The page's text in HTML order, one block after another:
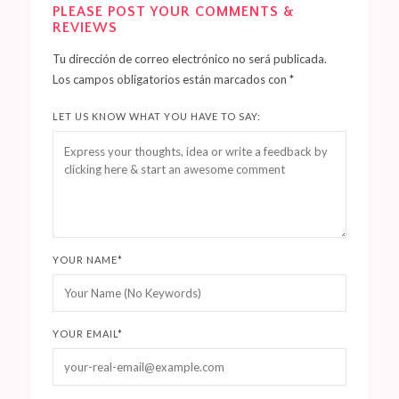
PLEASE POST YOUR COMMENTS &
REVIEWS
Tu dirección de correo electrónico no será publicada.
Los campos obligatorios están marcados con *
LET US KNOW WHAT YOU HAVE TO SAY:
YOUR NAME*
YOUR EMAIL *